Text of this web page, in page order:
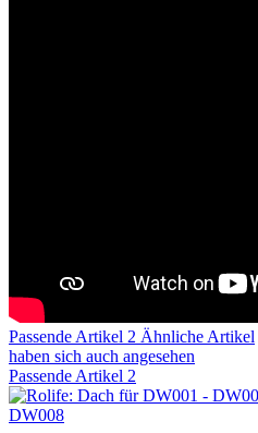
Passende Artikel 2 Ähnliche Artikel
haben sich auch angesehen
Passende Artikel 2
DW008